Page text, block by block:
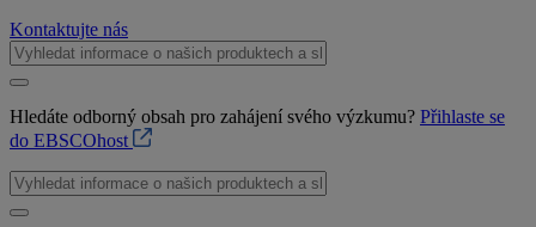
Kontaktujte nás
Hledáte odborný obsah pro zahájení svého výzkumu? Přihlaste se
do EBSCOhost